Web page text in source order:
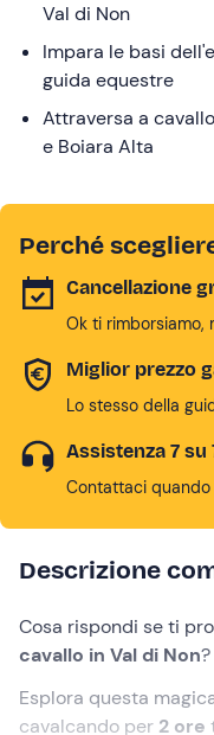
dates.
Val di Non
Impara le basi
guida equestre
Attraversa a
e Boiara Alta
Perché
Cancellazione
Ok ti rimborsiamo,
Miglior prezzo
Lo stesso della
Assistenza 7 su
Contattaci quando
Descrizione
Cosa rispondi se ti
cavallo in Val di Non
Esplora questa
cavalcando per 2 ore